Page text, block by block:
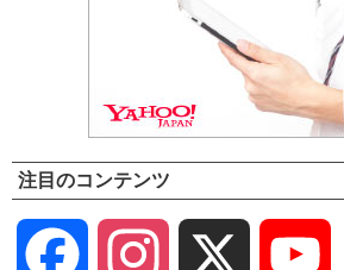
注目のコンテンツ
Facebook Instagram